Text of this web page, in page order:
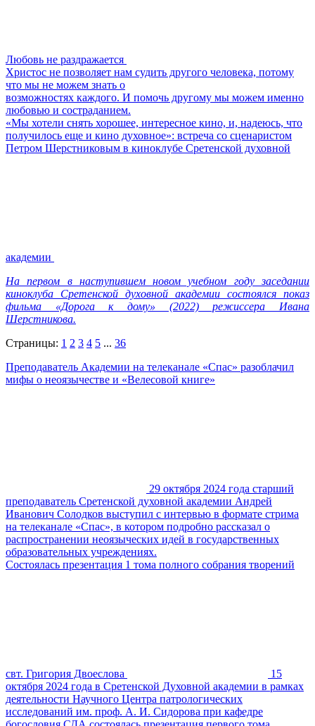
Любовь не раздражается
Христос не позволяет нам судить другого человека, потому
что мы не можем знать о
возможностях каждого. И помочь другому мы можем именно
любовью и состраданием.
«Мы хотели снять хорошее, интересное кино, и, надеюсь, что
получилось еще и кино духовное»: встреча со сценаристом
Петром Шерстниковым в киноклубе Сретенской духовной
академии
На первом в наступившем новом учебном году заседании
киноклуба Сретенской духовной академии состоялся показ
фильма «Дорога к дому» (2022) режиссера Ивана
Шерстникова.
Страницы: 1 2 3 4 5 ... 36
Преподаватель Академии на телеканале «Спас» разоблачил
мифы о неоязычестве и «Велесовой книге»
29 октября 2024 года старший
преподаватель Сретенской духовной академии Андрей
Иванович Солодков выступил с интервью в формате стрима
на телеканале «Спас», в котором подробно рассказал о
распространении неоязыческих идей в государственных
образовательных учреждениях.
Состоялась презентация 1 тома полного собрания творений
свт. Григория Двоеслова
15
октября 2024 года в Сретенской Духовной академии в рамках
деятельности Научного Центра патрологических
исследований им. проф. А. И. Сидорова при кафедре